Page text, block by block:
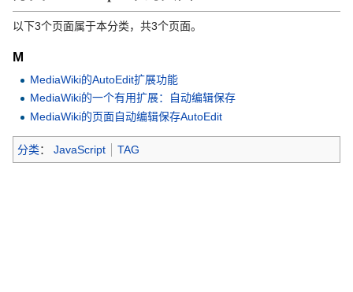
以下3个页面属于本分类，共3个页面。
M
MediaWiki的AutoEdit扩展功能
MediaWiki的一个有用扩展：自动编辑保存
MediaWiki的页面自动编辑保存AutoEdit
分类： JavaScript TAG